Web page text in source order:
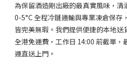
適
中..
(2)
香
氣
為保留酒造剛出廠的最真實風味，清
0-5°C 全程冷鏈運輸與專業凍倉保存
皆完美無瑕。我們提供便捷的本地送
全港免運費，工作日 14:00 前截單，
運直送上門。